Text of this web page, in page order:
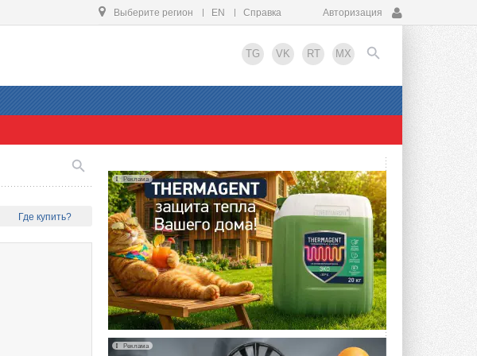
Выберите регион EN Справка Авторизация
TG VK RT MX
EN
Где купить?
Реклама
Реклама